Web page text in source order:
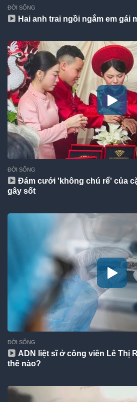
ĐỜI SỐNG
Hai anh trai ngồi ngắm em gái
ĐỜI SỐNG
Đám cưới 'không chú rể' của
gây sốt
ĐỜI SỐNG
ADN liệt sĩ ở công viên Lê Thị
thế nào?